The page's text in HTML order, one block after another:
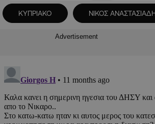
ΚΥΠΡΙΑΚΟ ΝΙΚΟΣ
Advertisement